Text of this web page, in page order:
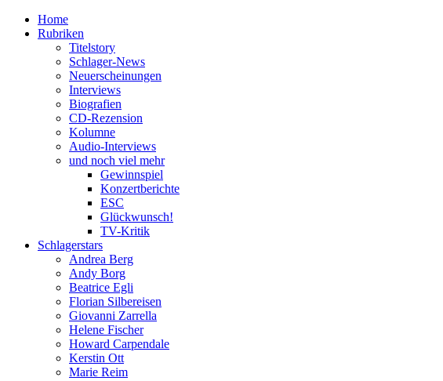
Home
Rubriken
Titelstory
Schlager-News
Neuerscheinungen
Interviews
Biografien
CD-Rezension
Kolumne
Audio-Interviews
und noch viel mehr
Gewinnspiel
Konzertberichte
ESC
Glückwunsch!
TV-Kritik
Schlagerstars
Andrea Berg
Andy Borg
Beatrice Egli
Florian Silbereisen
Giovanni Zarrella
Helene Fischer
Howard Carpendale
Kerstin Ott
Marie Reim